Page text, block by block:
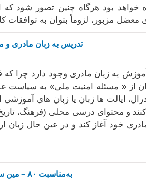
خواهد بود هرگاه چنین تصور شود
تدریس به زبان مادری و
به زبان مادری وجود دارد چرا
از « مسئله امنیت ملی» به سیاست
ایالت ها زبان یا زبان های آموزشی
و محتوای درسی محلی (فرهنگ،
خود آغاز کند و در عین حال زبان
به‌مناسبت ۸۰ – مین سالگرد جنبش ۲۱ آذر